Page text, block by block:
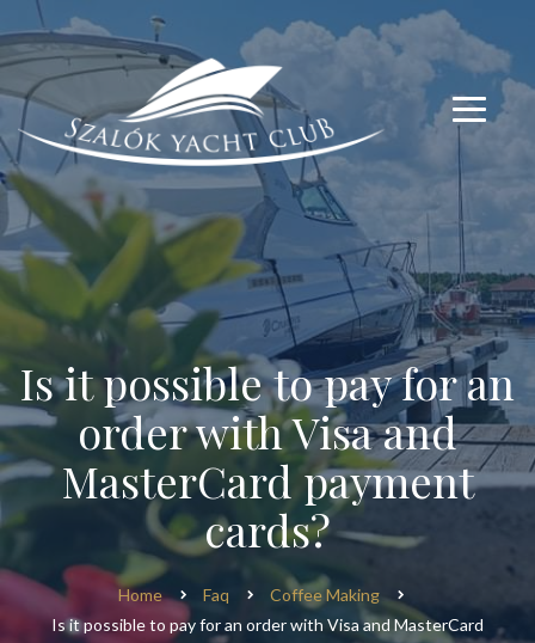
Is it possible to pay for an
order with Visa and
MasterCard payment
cards?
Home Faq
Coffee Making
Is it possible to pay for an order with Visa and MasterCard